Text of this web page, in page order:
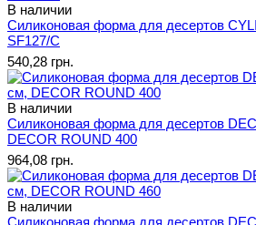
В наличии
Силиконовая форма для десертов
SF127/C
540,28 грн.
В наличии
Силиконовая форма для десертов
DECOR ROUND 400
964,08 грн.
В наличии
Силиконовая форма для десертов